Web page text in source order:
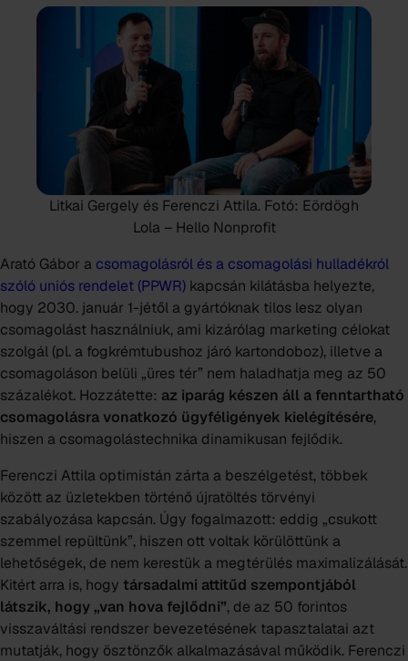
Litkai Gergely és Ferenczi Attila. Fotó: Eördögh
Lola – Hello Nonprofit
Arató Gábor a csomagolásról és a csomagolási hulladékról
szóló uniós rendelet (PPWR) kapcsán kilátásba helyezte,
hogy 2030. január 1-jétől a gyártóknak tilos lesz olyan
csomagolást használniuk, ami kizárólag marketing célokat
szolgál (pl. a fogkrémtubushoz járó kartondoboz), illetve a
csomagoláson belüli „üres tér” nem haladhatja meg az 50
százalékot. Hozzátette: az iparág készen áll a fenntartható
csomagolásra vonatkozó ügyféligények kielégítésére,
hiszen a csomagolástechnika dinamikusan fejlődik.
Ferenczi Attila optimistán zárta a beszélgetést, többek
között az üzletekben történő újratöltés törvényi
szabályozása kapcsán. Úgy fogalmazott: eddig „csukott
szemmel repültünk”, hiszen ott voltak körülöttünk a
lehetőségek, de nem kerestük a megtérülés maximalizálását.
Kitért arra is, hogy társadalmi attitűd szempontjából
látszik, hogy „van hova fejlődni”, de az 50 forintos
visszaváltási rendszer bevezetésének tapasztalatai azt
mutatják, hogy ösztönzők alkalmazásával működik. Ferenczi